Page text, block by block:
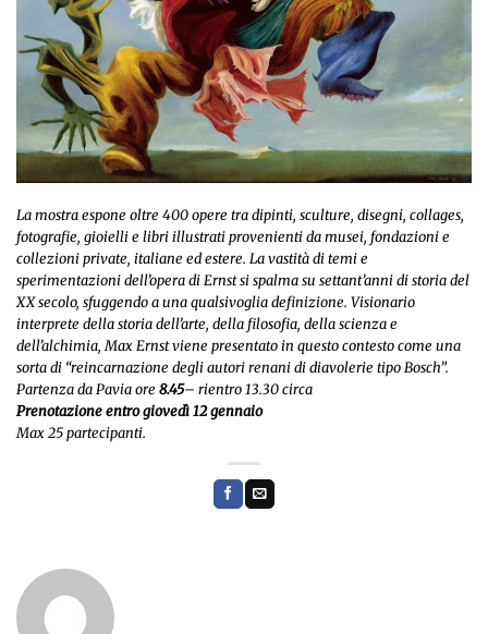
La mostra espone oltre 400 opere tra dipinti, sculture, disegni, collages,
fotografie, gioielli e libri illustrati provenienti da musei, fondazioni e
collezioni private, italiane ed estere. La vastità di temi e
sperimentazioni dell’opera di Ernst si spalma su settant’anni di storia del
XX secolo, sfuggendo a una qualsivoglia definizione. Visionario
interprete della storia dell’arte, della filosofia, della scienza e
dell’alchimia, Max Ernst viene presentato in questo contesto come una
sorta di “reincarnazione degli autori renani di diavolerie tipo Bosch”.
Partenza da Pavia ore 8.45– rientro 13.30 circa
Prenotazione entro giovedì 12 gennaio
Max 25 partecipanti.